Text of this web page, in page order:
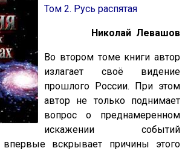
Том 2. Русь распятая
Николай Левашов
Во втором томе книги автор
излагает своё видение
прошлого России. При этом
автор не только поднимает
вопрос о преднамеренном
искажении событий
вскрывает причины этого